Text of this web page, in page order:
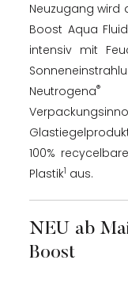
Neuzugang wird
Boost Aqua
intensiv mit
Neutrogena®
100%
Plastik1 aus.
NEU ab
Boost